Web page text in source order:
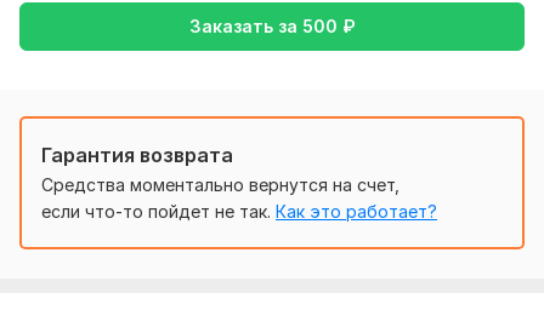
Хобби и увлечения
с Русского на Английский
Объем услуги в кворке:
Заказать за 500 ₽
Гарантия возврата
Средства моментально вернутся на счет,
если что-то пойдет не так. Как это работает?